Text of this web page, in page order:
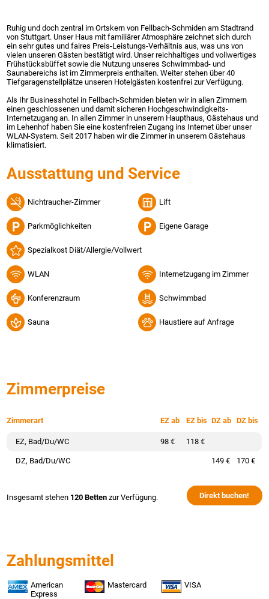
Ausstattung und Service
Nichtraucher-Zimmer Lift
Parkmöglichkeiten Eigene Garage
Spezialkost Diät/Allergie/Vollwert
WLAN Internetzugang im Zimmer
Konferenzraum Schwimmbad
Sauna Haustiere auf Anfrage
Zimmerpreise
Zimmerart EZ ab EZ bis DZ ab DZ bis
EZ, Bad/Du/WC 98 € 118 €
DZ, Bad/Du/WC 149 € 170 €
Insgesamt stehen 120 Betten zur Verfügung. Direkt buchen!
Zahlungsmittel
American
Express
Mastercard VISA
Ruhig und doch zentral im Ortskern von Fellbach-Schmiden am Stadtrand
von Stuttgart. Unser Haus mit familiärer Atmosphäre zeichnet sich durch
ein sehr gutes und faires Preis-Leistungs-Verhältnis aus, was uns von
vielen unseren Gästen bestätigt wird. Unser reichhaltiges und vollwertiges
Frühstücksbüffet sowie die Nutzung unseres Schwimmbad- und
Saunabereichs ist im Zimmerpreis enthalten. Weiter stehen über 40
Tiefgaragenstellplätze unseren Hotelgästen kostenfrei zur Verfügung.
Als Ihr Businesshotel in Fellbach-Schmiden bieten wir in allen Zimmern
einen geschlossenen und damit sicheren Hochgeschwindigkeits-
Internetzugang an. In allen Zimmer in unserem Haupthaus, Gästehaus und
im Lehenhof haben Sie eine kostenfreien Zugang ins Internet über unser
WLAN-System. Seit 2017 haben wir die Zimmer in unserem Gästehaus
klimatisiert.